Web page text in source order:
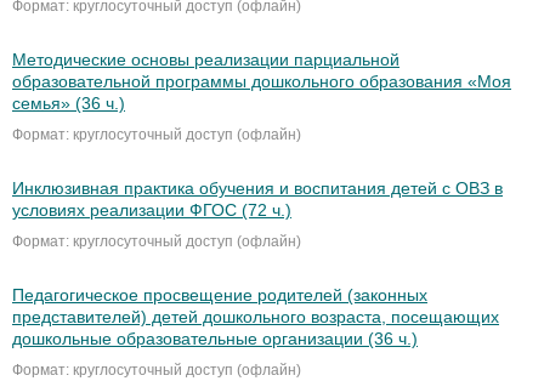
Формат: круглосуточный доступ (офлайн)
Методические основы реализации парциальной
образовательной программы дошкольного образования «Моя
семья» (36 ч.)
Формат: круглосуточный доступ (офлайн)
Инклюзивная практика обучения и воспитания детей с ОВЗ в
условиях реализации ФГОС (72 ч.)
Формат: круглосуточный доступ (офлайн)
Педагогическое просвещение родителей (законных
представителей) детей дошкольного возраста, посещающих
дошкольные образовательные организации (36 ч.)
Формат: круглосуточный доступ (офлайн)